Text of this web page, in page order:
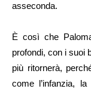
asseconda.
È così che
profondi, con i suoi
più ritornerà,
come l’infanzia,